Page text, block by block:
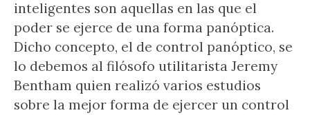
inteligentes son aquellas en las que el
poder se ejerce de una forma panóptica.
Dicho concepto, el de control panóptico, se
lo debemos al filósofo utilitarista Jeremy
Bentham quien realizó varios estudios
sobre la mejor forma de ejercer un control